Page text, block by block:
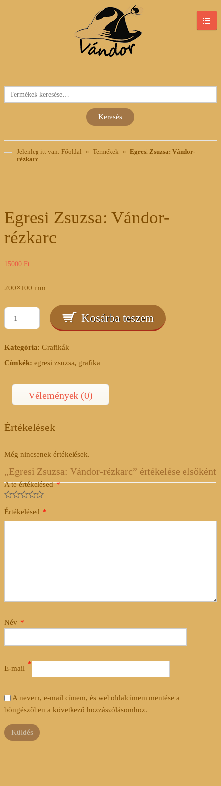
Keresés
a
Keresés
Jelenleg itt van: Főoldal » Termékek » Egresi Zsuzsa: Vándor-
rézkarc
Egresi Zsuzsa: Vándor-
rézkarc
15000 Ft
200×100 mm
Egresi
rézkarc
mennyiség
Kosárba teszem
Kategória: Grafikák
Címkék: egresi zsuzsa, grafika
Vélemények (0)
Értékelések
Még nincsenek értékelések.
„Egresi Zsuzsa: Vándor-rézkarc” értékelése elsőként
A te értékelésed*
Értékelésed *
Név *
E-mail
*
A nevem, e-mail címem, és weboldalcímem mentése a
böngészőben a következő hozzászólásomhoz.